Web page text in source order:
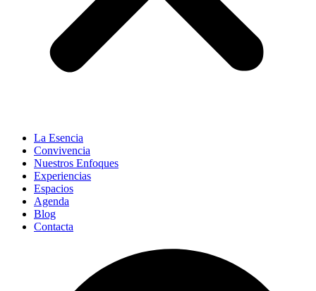
La Esencia
Convivencia
Nuestros Enfoques
Experiencias
Espacios
Agenda
Blog
Contacta